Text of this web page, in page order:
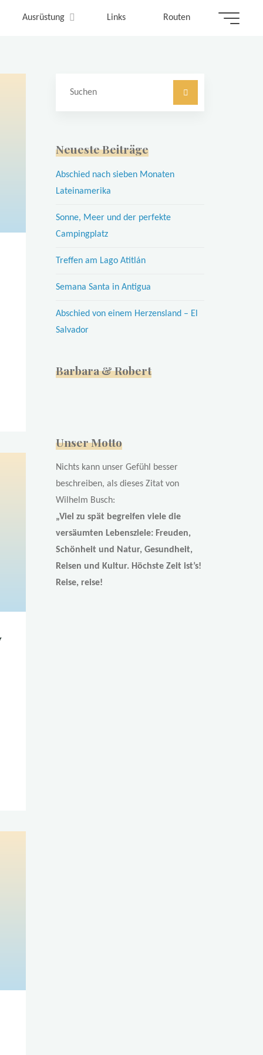
Ausrüstung Links Routen
Neueste Beiträge
Abschied nach sieben Monaten
Lateinamerika
Sonne, Meer und der perfekte
Campingplatz
Treffen am Lago Atitlán
Semana Santa in Antigua
Abschied von einem Herzensland – El
Salvador
Barbara & Robert
Unser Motto
Nichts kann unser Gefühl besser
beschreiben, als dieses Zitat von
Wilhelm Busch:
„Viel zu spät begreifen viele die
versäumten Lebensziele: Freuden,
Schönheit und Natur, Gesundheit,
Reisen und Kultur. Höchste Zeit ist’s!
Reise, reise!